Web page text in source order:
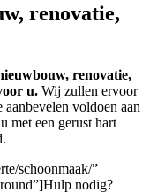
renovatie,
renovatie,
u. Wij zullen ervoor
voldoen aan
met een gerust hart
schoonmaak/”
nodig?